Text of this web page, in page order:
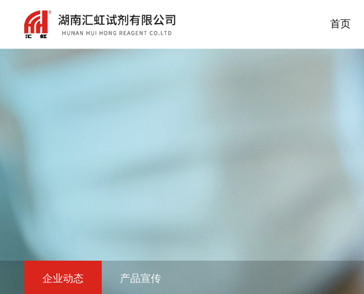
首页
企业动态 产品宣传